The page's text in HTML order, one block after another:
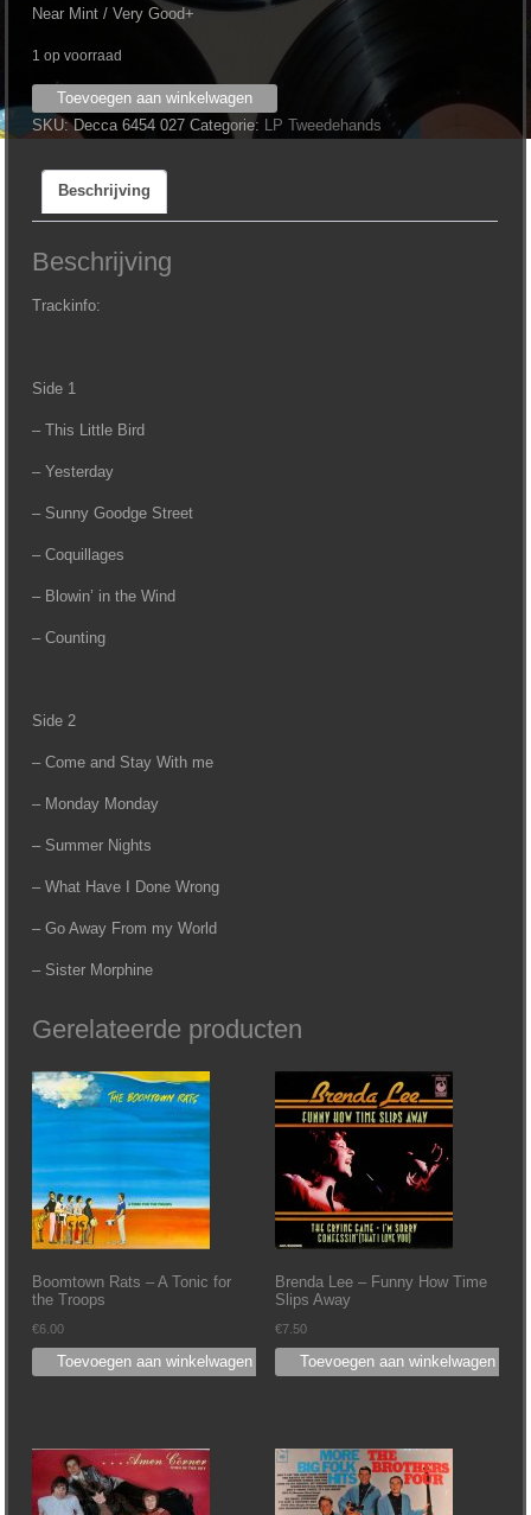
Near Mint / Very Good+
1 op voorraad
Marianne
Faithfull
This
Little
Bird
aantal
Toevoegen aan winkelwagen
SKU:Decca 6454 027 Categorie: LP Tweedehands
Beschrijving
Beschrijving
Trackinfo:
Side 1
– This Little Bird
– Yesterday
– Sunny Goodge Street
– Coquillages
– Blowin’ in the Wind
– Counting
Side 2
– Come and Stay With me
– Monday Monday
– Summer Nights
– What Have I Done Wrong
– Go Away From my World
– Sister Morphine
Gerelateerde producten
Boomtown Rats – A Tonic for
the Troops
€6.00
Toevoegen aan winkelwagen
Brenda Lee – Funny How Time
Slips Away
€7.50
Toevoegen aan winkelwagen